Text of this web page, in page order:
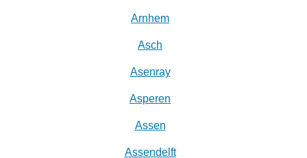
Arnhem
Asch
Asenray
Asperen
Assen
Assendelft